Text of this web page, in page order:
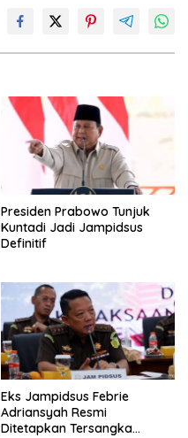
Presiden Prabowo Tunjuk
Kuntadi Jadi Jampidsus
Definitif
Eks Jampidsus Febrie
Adriansyah Resmi
Ditetapkan Tersangka